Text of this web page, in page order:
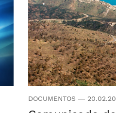
DOCUMENTOS —